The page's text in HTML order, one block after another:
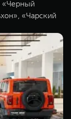
«Черный
«Чарский